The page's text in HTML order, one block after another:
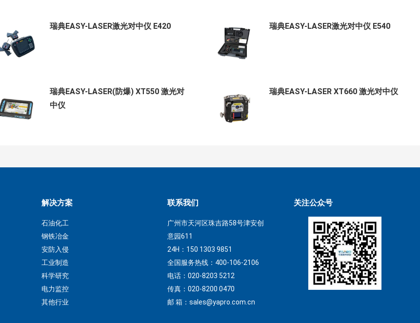
瑞典EASY-LASER激光对中仪 E420 瑞典EASY-LASER激光对中仪 E540
瑞典EASY-LASER(防爆) XT550 激光对
中仪
瑞典EASY-LASER XT660 激光对中仪
解决方案
石油化工
钢铁冶金
安防入侵
工业制造
科学研究
电力监控
其他行业
联系我们
广州市天河区珠吉路58号津安创
意园611
24H：150 1303 9851
全国服务热线：400-106-2106
电话：020-8203 5212
传真：020-8200 0470
邮 箱：sales@yapro.com.cn
关注公众号